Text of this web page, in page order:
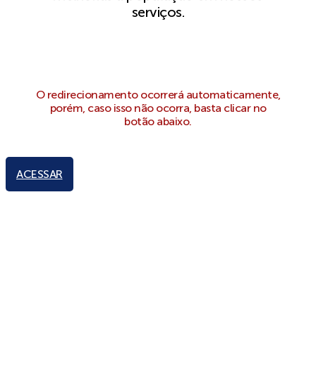
serviços.
O redirecionamento ocorrerá automaticamente,
porém, caso isso não ocorra, basta clicar no
botão abaixo.
ACESSAR